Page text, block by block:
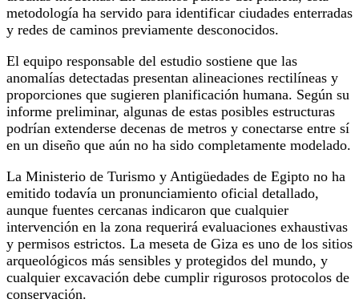
metodología ha servido para identificar ciudades enterradas
y redes de caminos previamente desconocidos.
El equipo responsable del estudio sostiene que las
anomalías detectadas presentan alineaciones rectilíneas y
proporciones que sugieren planificación humana. Según su
informe preliminar, algunas de estas posibles estructuras
podrían extenderse decenas de metros y conectarse entre sí
en un diseño que aún no ha sido completamente modelado.
La Ministerio de Turismo y Antigüedades de Egipto no ha
emitido todavía un pronunciamiento oficial detallado,
aunque fuentes cercanas indicaron que cualquier
intervención en la zona requerirá evaluaciones exhaustivas
y permisos estrictos. La meseta de Giza es uno de los sitios
arqueológicos más sensibles y protegidos del mundo, y
cualquier excavación debe cumplir rigurosos protocolos de
conservación.